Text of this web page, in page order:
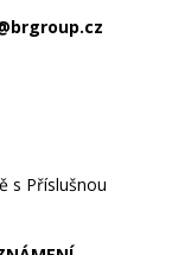
s Příslušnou